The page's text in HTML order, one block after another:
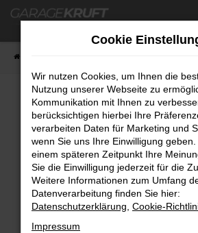
Zum
Fehler: Network Error
Beim Laden ist ein Fehler
Hier sind ein paar Tipps, die dir
Überprüfe deine Firewall
Internetverbindung.
Laden andere Webseiten,
Cookie
Wir nutzen Cookies, um Ihnen die
Nutzung unserer Webseite zu
Kommunikation mit Ihnen zu
berücksichtigen hierbei Ihre
verarbeiten Daten für Marketing und
wenn Sie uns Ihre Einwilligung
einem späteren Zeitpunkt Ihre
Sie die Einwilligung jederzeit für die
Weitere Informationen zum Umfang
Datenverarbeitung finden Sie hier:
Datenschutzerklärung Cookie-
Impressum